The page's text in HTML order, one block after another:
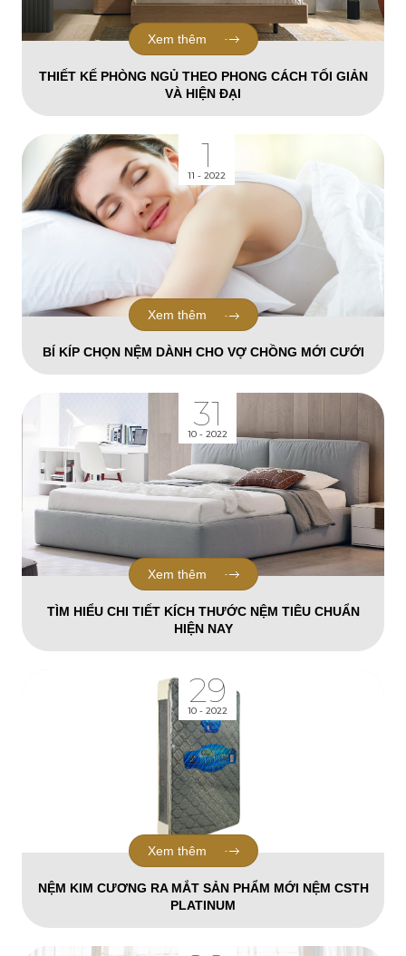
THIẾT KẾ PHÒNG NGỦ THEO PHONG CÁCH TỐI GIẢN
VÀ HIỆN ĐẠI
Xem thêm
1
11 - 2022
BÍ KÍP CHỌN NỆM DÀNH CHO VỢ CHỒNG MỚI CƯỚI
Xem thêm
31
10 - 2022
TÌM HIỂU CHI TIẾT KÍCH THƯỚC NỆM TIÊU CHUẨN
HIỆN NAY
Xem thêm
29
10 - 2022
NỆM KIM CƯƠNG RA MẮT SẢN PHẨM MỚI NỆM CSTH
PLATINUM
Xem thêm